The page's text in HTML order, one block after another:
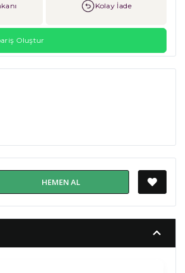
Kolay İade
Oluştur
HEMEN AL